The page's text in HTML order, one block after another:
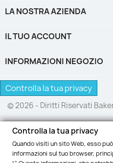
LA NOSTRA AZIENDA
IL TUO ACCOUNT
INFORMAZIONI NEGOZIO
Controlla la tua privacy
© 2026 - Diritti Riservati
Controlla la tua privacy
Quando visiti un sito Web, esso
informazioni sul tuo browser,